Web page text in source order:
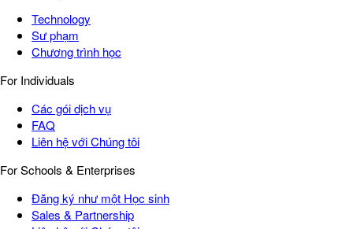
Technology
Sư phạm
Chương trình học
For Individuals
Các gói dịch vụ
FAQ
Liên hệ với Chúng tôi
For Schools & Enterprises
Đăng ký như một Học sinh
Sales & Partnership